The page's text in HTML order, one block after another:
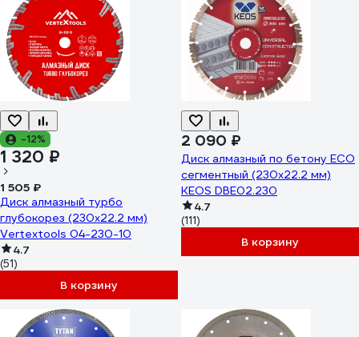
-12%
1 320 ₽
1 505 ₽
Диск алмазный турбо
глубокорез (230х22.2 мм)
Vertextools 04-230-10
4.7
(51)
В корзину
2 090 ₽
Диск алмазный по бетону ECO
сегментный (230х22.2 мм)
KEOS DBE02.230
4.7
(111)
В корзину